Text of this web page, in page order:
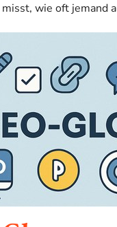
misst, wie oft jemand